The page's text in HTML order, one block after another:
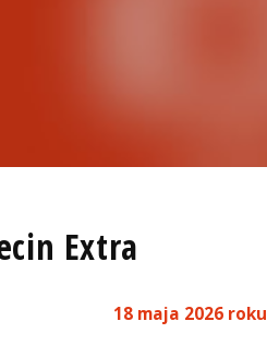
Extra
18 maja 2026 roku